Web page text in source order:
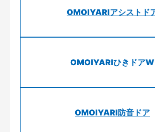
OMOIYARIアシストド
OMOIYARIひきドアW
OMOIYARI防音ドア